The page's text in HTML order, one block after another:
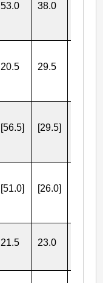
53.0
38.0
20.5
29.5
[56.5]
[29.5]
[51.0]
[26.0]
21.5 23.0